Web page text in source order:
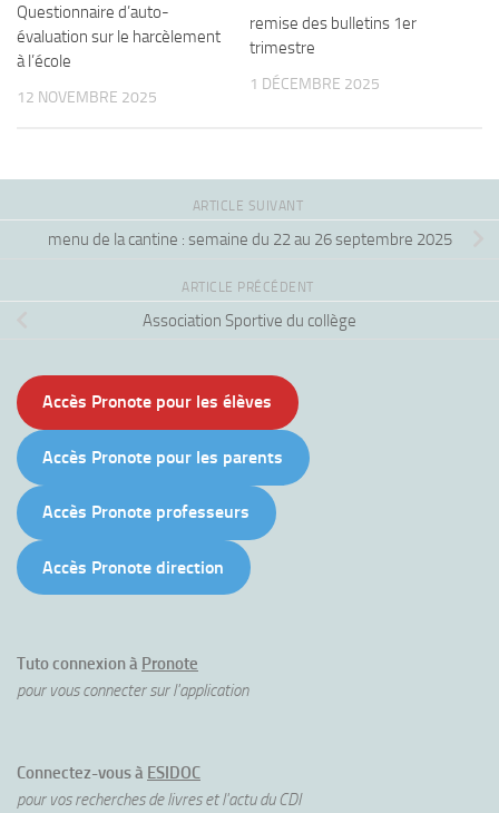
Questionnaire d’auto-
évaluation sur le harcèlement
à l’école
12 NOVEMBRE 2025
remise des bulletins 1er
trimestre
1 DÉCEMBRE 2025
ARTICLE SUIVANT
menu de la cantine : semaine du 22 au 26 septembre 2025
ARTICLE PRÉCÉDENT
Association Sportive du collège
Accès Pronote pour les élèves
Accès Pronote pour les parents
Accès Pronote professeurs
Accès Pronote direction
Tuto connexion à Pronote
pour vous connecter sur l'application
Connectez-vous à ESIDOC
pour vos recherches de livres et l'actu du CDI